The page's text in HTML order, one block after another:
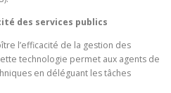
des services publics
l’efficacité de la gestion des
technologie permet aux agents de
en déléguant les tâches